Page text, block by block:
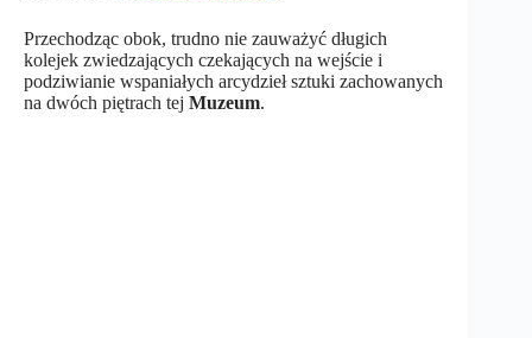
Przechodząc obok, trudno nie zauważyć długich
kolejek zwiedzających czekających na wejście i
podziwianie wspaniałych arcydzieł sztuki zachowanych
na dwóch piętrach tej Muzeum.